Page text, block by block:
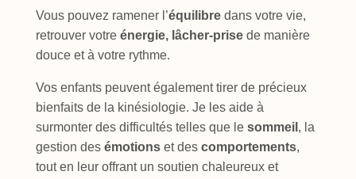
Vous pouvez ramener l’équilibredans votre vie,
retrouver votre énergie, lâcher-prisede manière
douce et à votre rythme.
Vos enfants peuvent également tirer de précieux
bienfaits de la kinésiologie. Je les aide à
surmonter des difficultés telles que le sommeil , la
gestion des émotionset des comportements,
tout en leur offrant un soutien chaleureux et